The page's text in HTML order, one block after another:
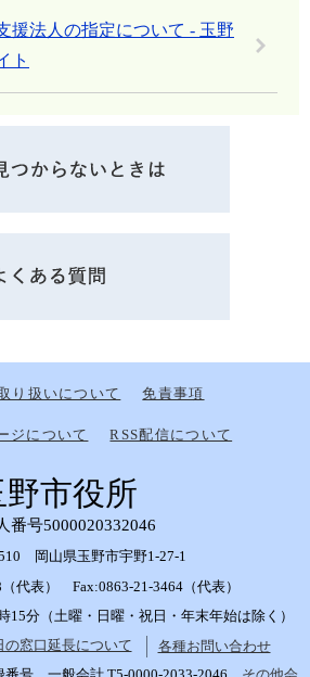
援法人の指定について - 玉野
ト
り扱いについて 免責事項
ジについて RSS配信について
野市役所
番号5000020332046
岡山県玉野市宇野1-27-1
代表） Fax:0863-21-3464（代表）
15分（土曜・日曜・祝日・年末年始は除く）
窓口延長について
各種お問い合わせ